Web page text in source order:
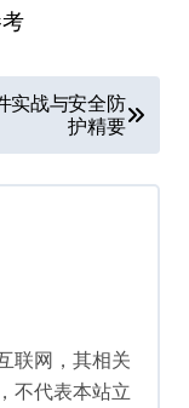
实战与安全防
护精要
联网，其相关
不代表本站立